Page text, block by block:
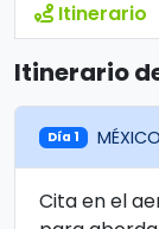
Itinerario
Itinerario
Día 1
Cita en el